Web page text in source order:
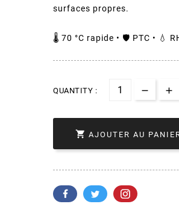
surfaces propres.
🌡️ 70 °C rapide • 🛡️ PTC • 💧
QUANTITY :
 AJOUTER AU